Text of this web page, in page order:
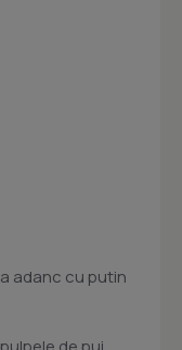
adanc cu putin